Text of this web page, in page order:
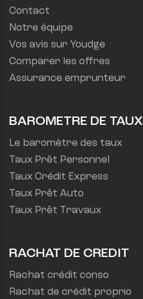
Contact
Notre équipe
Vos avis sur Youdge
Comparer les offres
Assurance emprunteur
BAROMETRE DE TAUX
Le baromètre des taux
Taux Prêt Personnel
Taux Crédit Express
Taux Prêt Auto
Taux Prêt Travaux
RACHAT DE CREDIT
Rachat crédit conso
Rachat de crédit proprio